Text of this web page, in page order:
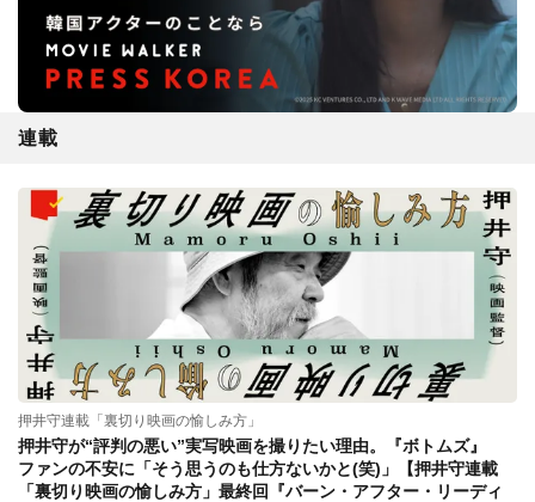
連載
押井守連載「裏切り映画の愉しみ方」
押井守が“評判の悪い”実写映画を撮りたい理由。『ボトムズ』
ファンの不安に「そう思うのも仕方ないかと(笑)」【押井守連載
「裏切り映画の愉しみ方」最終回『バーン・アフター・リーディ